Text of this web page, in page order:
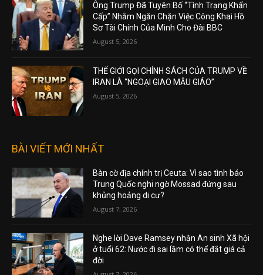
Ông Trump Đã Tuyên Bố “Tình Trạng Khẩn
Cấp” Nhằm Ngăn Chặn Việc Công Khai Hồ
Sơ Tài Chính Của Mình Cho Đài BBC
August 5, 2026
THẾ GIỚI GỌI CHÍNH SÁCH CỦA TRUMP VỀ
IRAN LÀ “NGOẠI GIAO MẪU GIÁO”
August 5, 2026
BÀI VIẾT MỚI NHẤT
Bàn cờ địa chính trị Ceuta: Vì sao tình báo
Trung Quốc nghi ngờ Mossad đứng sau
khủng hoảng di cư?
August 7, 2026
Nghe lời Dave Ramsey nhận An sinh Xã hội
ở tuổi 62: Nước đi sai lầm có thể đắt giá cả
đời